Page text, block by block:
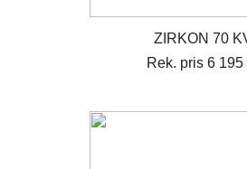
ZIRKON 70
Rek. pris 6 195